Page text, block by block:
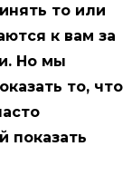
то или
к вам за
Но мы
то, что
показать